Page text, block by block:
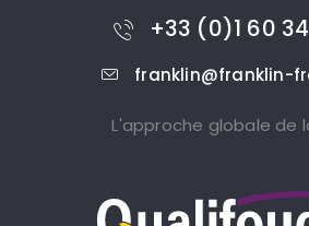
+33 (0)1 60
franklin@franklin-
L'approche globale de